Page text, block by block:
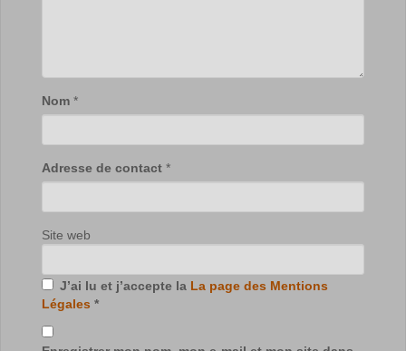
Nom *
Adresse de contact *
Site web
J’ai lu et j’accepte la La page des Mentions
Légales *